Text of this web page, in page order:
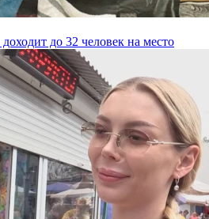
до 32 человек на место